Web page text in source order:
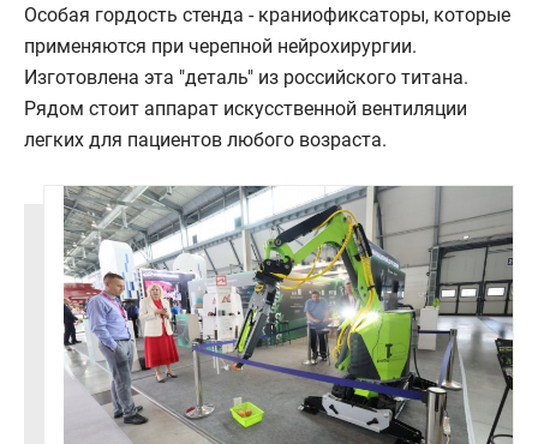
Особая гордость стенда - краниофиксаторы, которые
применяются при черепной нейрохирургии.
Изготовлена эта "деталь" из российского титана.
Рядом стоит аппарат искусственной вентиляции
легких для пациентов любого возраста.